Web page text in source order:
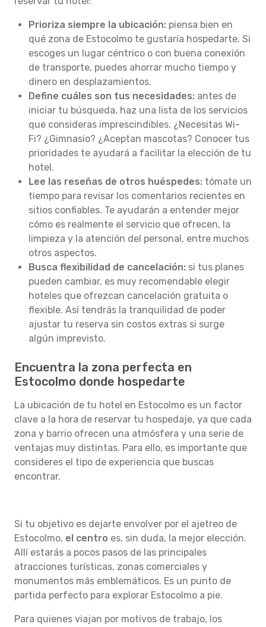
Prioriza siempre la ubicación: piensa bien en
qué zona de Estocolmo te gustaría hospedarte. Si
escoges un lugar céntrico o con buena conexión
de transporte, puedes ahorrar mucho tiempo y
dinero en desplazamientos.
Define cuáles son tus necesidades: antes de
iniciar tu búsqueda, haz una lista de los servicios
que consideras imprescindibles. ¿Necesitas Wi-
Fi? ¿Gimnasio? ¿Aceptan mascotas? Conocer tus
prioridades te ayudará a facilitar la elección de tu
hotel.
Lee las reseñas de otros huéspedes: tómate un
tiempo para revisar los comentarios recientes en
sitios confiables. Te ayudarán a entender mejor
cómo es realmente el servicio que ofrecen, la
limpieza y la atención del personal, entre muchos
otros aspectos.
Busca flexibilidad de cancelación: si tus planes
pueden cambiar, es muy recomendable elegir
hoteles que ofrezcan cancelación gratuita o
flexible. Así tendrás la tranquilidad de poder
ajustar tu reserva sin costos extras si surge
algún imprevisto.
Encuentra la zona perfecta en
Estocolmo donde hospedarte
La ubicación de tu hotel en Estocolmo es un factor
clave a la hora de reservar tu hospedaje, ya que cada
zona y barrio ofrecen una atmósfera y una serie de
ventajas muy distintas. Para ello, es importante que
consideres el tipo de experiencia que buscas
encontrar.
Si tu objetivo es dejarte envolver por el ajetreo de
Estocolmo, el centro es, sin duda, la mejor elección.
Allí estarás a pocos pasos de las principales
atracciones turísticas, zonas comerciales y
monumentos más emblemáticos. Es un punto de
partida perfecto para explorar Estocolmo a pie.
Para quienes viajan por motivos de trabajo, los